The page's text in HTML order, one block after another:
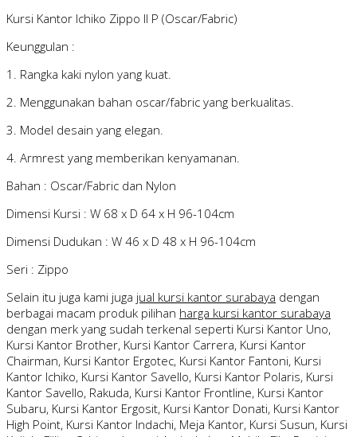
Kursi Kantor Ichiko Zippo II P (Oscar/Fabric)
Keunggulan :
1. Rangka kaki nylon yang kuat.
2. Menggunakan bahan oscar/fabric yang berkualitas.
3. Model desain yang elegan.
4. Armrest yang memberikan kenyamanan.
Bahan : Oscar/Fabric dan Nylon
Dimensi Kursi : W 68 x D 64 x H 96-104cm
Dimensi Dudukan : W 46 x D 48 x H 96-104cm
Seri : Zippo
Selain itu juga kami juga jual kursi kantor surabaya dengan
berbagai macam produk pilihan harga kursi kantor surabaya
dengan merk yang sudah terkenal seperti Kursi Kantor Uno,
Kursi Kantor Brother, Kursi Kantor Carrera, Kursi Kantor
Chairman, Kursi Kantor Ergotec, Kursi Kantor Fantoni, Kursi
Kantor Ichiko, Kursi Kantor Savello, Kursi Kantor Polaris, Kursi
Kantor Savello, Rakuda, Kursi Kantor Frontline, Kursi Kantor
Subaru, Kursi Kantor Ergosit, Kursi Kantor Donati, Kursi Kantor
High Point, Kursi Kantor Indachi, Meja Kantor, Kursi Susun, Kursi